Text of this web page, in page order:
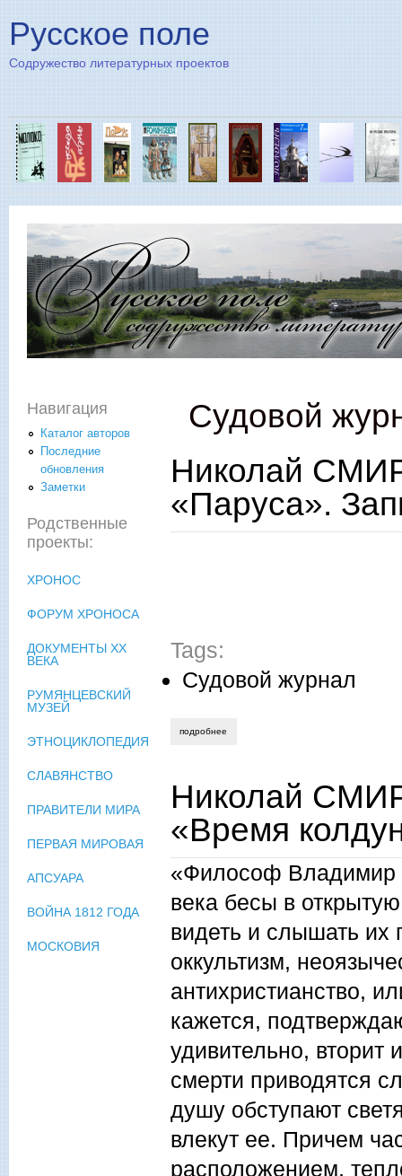
Русское поле
Содружество литературных проектов
Судовой
Николай
«Паруса».
Tags:
Судовой журнал
подробнее
Николай
«Время
«Философ Владимир
века бесы в
видеть и слышать их
оккультизм,
антихристианство,
кажется,
удивительно, вторит
смерти приводятся
душу обступают
влекут ее. Причем
расположением,
Навигация
Каталог авторов
Последние
обновления
Заметки
Родственные
проекты:
ХРОНОС
ФОРУМ ХРОНОСА
ДОКУМЕНТЫ XX
ВЕКА
РУМЯНЦЕВСКИЙ
МУЗЕЙ
ЭТНОЦИКЛОПЕДИЯ
СЛАВЯНСТВО
ПРАВИТЕЛИ МИРА
ПЕРВАЯ МИРОВАЯ
АПСУАРА
ВОЙНА 1812 ГОДА
МОСКОВИЯ